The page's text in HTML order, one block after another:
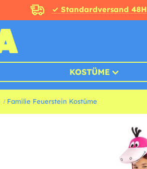
✓ Standardversand 48H
KOSTÜME
Familie Feuerstein Kostüme